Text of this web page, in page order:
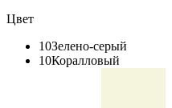
Цвет
10Зелено-серый
10Коралловый